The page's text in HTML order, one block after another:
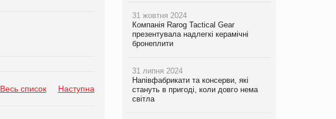
Весь список Наступна
31 жовтня 2024
Компанія Rarog Tactical Gear
презентувала надлегкі керамічні
бронеплити
31 липня 2024
Напівфабрикати та консерви, які
стануть в пригоді, коли довго нема
світла